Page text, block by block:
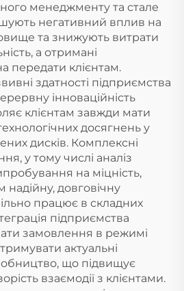
менеджменту та стале
негативний вплив на
та знижують витрати
а отримані
клієнтам.
здатності підприємства
інноваційність
клієнтам завжди мати
досягнень у
дисків. Комплексні
у тому числі аналіз
на міцність,
надійну, довговічну
працює в складних
підприємства
замовлення в режимі
актуальні
що підвищує
взаємодії з клієнтами.